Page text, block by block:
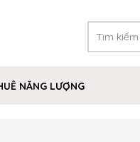
NĂNG LƯỢNG